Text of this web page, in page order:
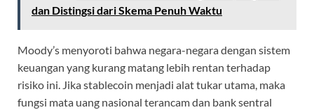
dan Distingsi dari Skema Penuh Waktu
Moody’s menyoroti bahwa negara-negara dengan sistem
keuangan yang kurang matang lebih rentan terhadap
risiko ini. Jika stablecoin menjadi alat tukar utama, maka
fungsi mata uang nasional terancam dan bank sentral